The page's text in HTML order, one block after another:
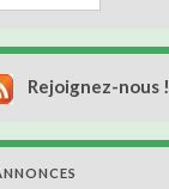
Rejoignez-nous !